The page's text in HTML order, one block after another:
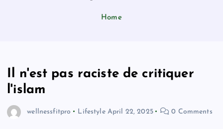
Home
Il n'est pas raciste de critiquer
l'islam
wellnessfitpro Lifestyle April 22, 2025 0 Comments